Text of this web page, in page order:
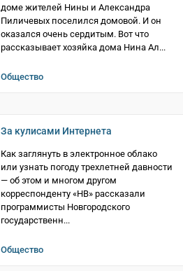
доме жителей Нины и Александра
Пиличевых поселился домовой. И он
оказался очень сердитым. Вот что
рассказывает хозяйка дома Нина Ал...
Общество
За кулисами Интернета
Как заглянуть в электронное облако
или узнать погоду трехлетней давности
— об этом и многом другом
корреспонденту «НВ» рассказали
программисты Новгородского
государственн...
Общество